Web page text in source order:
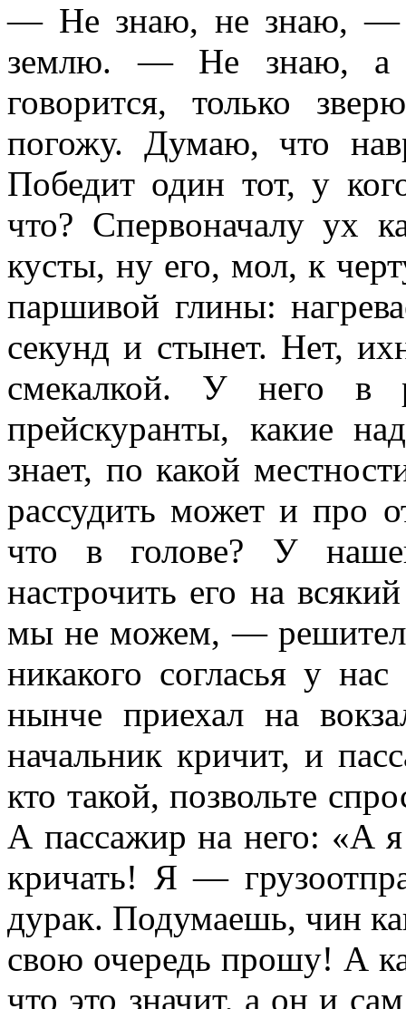
— Не знаю, не знаю, —
землю. — Не знаю, а
говорится, только
погожу. Думаю, что
Победит один тот, у
что? Спервоначалу ух
кусты, ну его, мол, к
паршивой глины:
секунд и стынет. Нет,
смекалкой. У него в
прейскуранты, какие
знает, по какой
рассудить может и про
что в голове? У
настрочить его на
мы не можем, —
никакого согласья у
нынче приехал на
начальник кричит, и
кто такой, позвольте
А пассажир на него: «А
кричать! Я —
дурак. Подумаешь, чин
свою очередь прошу! А
что это значит, а он и